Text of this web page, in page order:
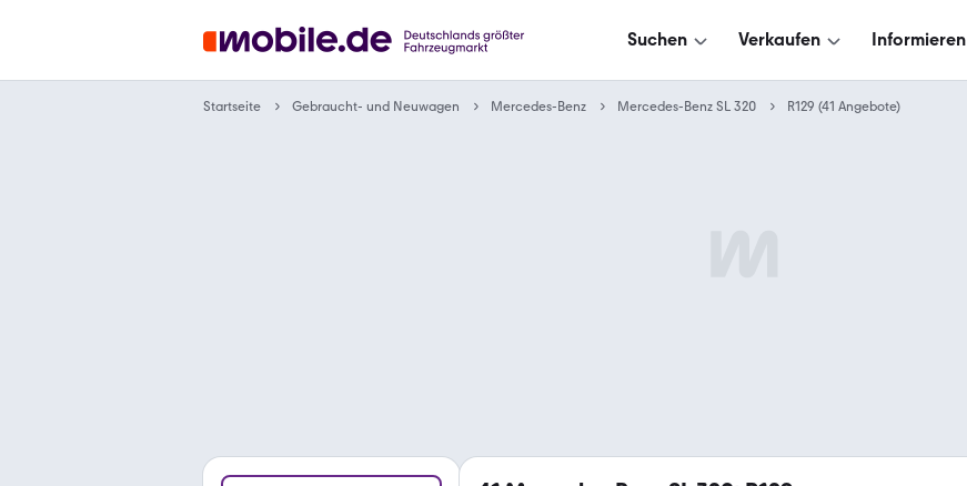
Suchen Verkaufen Informieren
Startseite Gebraucht- und Neuwagen Mercedes-Benz Mercedes-Benz SL 320 R129 (41 Angebote)